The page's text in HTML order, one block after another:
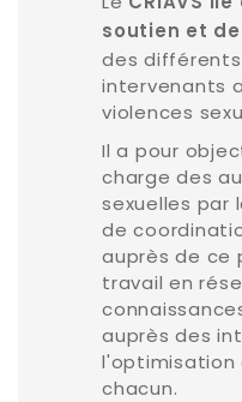
CRIAVS
soutien et
des
intervenants
violences
Il a pour
charge des
sexuelles par
de
auprès de ce
travail en
auprès des
l'optimisation
chacun.